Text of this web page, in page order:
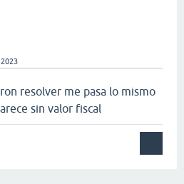
resolver me pasa lo mismo
sin valor fiscal